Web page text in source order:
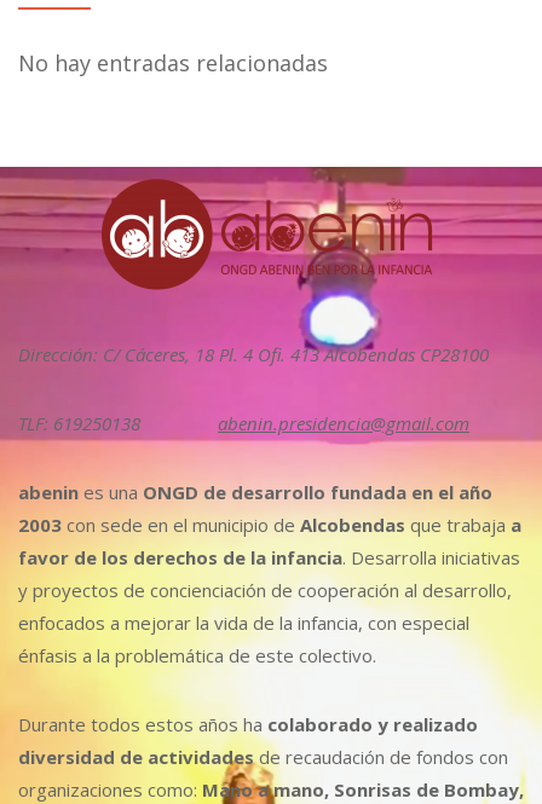
No hay entradas relacionadas
Dirección: C/ Cáceres, 18 Pl. 4 Ofi. 413 Alcobendas CP28100
TLF: 619250138 abenin.presidencia@gmail.com
abenin es una ONGD de desarrollo fundada en el año
2003 con sede en el municipio de Alcobendas que trabaja a
favor de los derechos de la infancia. Desarrolla iniciativas
y proyectos de concienciación de cooperación al desarrollo,
enfocados a mejorar la vida de la infancia, con especial
énfasis a la problemática de este colectivo.
Durante todos estos años ha colaborado y realizado
diversidad de actividadesde recaudación de fondos con
organizaciones como: Mano a mano, Sonrisas de Bombay,